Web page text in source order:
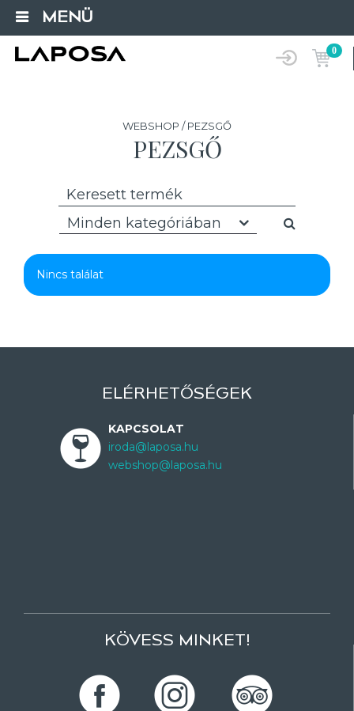
MENÜ
0
WEBSHOP / PEZSGŐ
PEZSGŐ
Minden kategóriában
Nincs találat
ELÉRHETŐSÉGEK
KAPCSOLAT
iroda@laposa.hu
webshop@laposa.hu
KÖVESS MINKET!